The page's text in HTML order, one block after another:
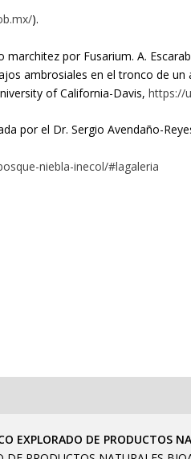
).
por Fusarium. A.
ambrosiales en el tronco de un
of California-Davis,https://
por el Dr. Sergio Avendaño-
niebla-inecol/#lagaleria
EXPLORADO DE PRODUCTOS